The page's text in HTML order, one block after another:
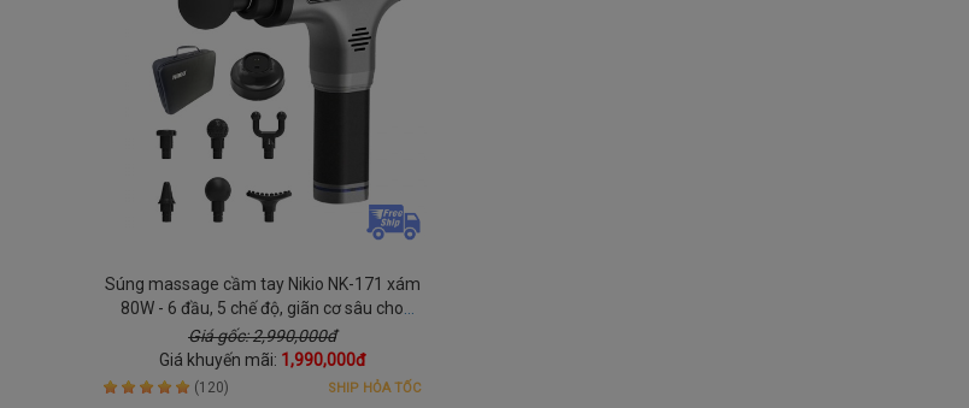
Súng massage cầm tay Nikio NK-171 xám
80W - 6 đầu, 5 chế độ, giãn cơ sâu cho
người hay vận động
Giá gốc: 2,990,000đ
Giá khuyến mãi: 1,990,000đ
(120) SHIP HỎA TỐC